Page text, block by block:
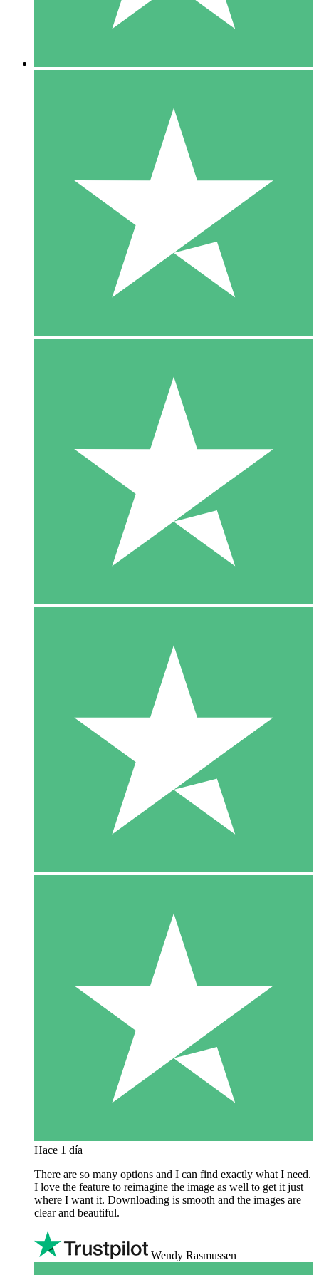
Hace 1 día
There are so many options and I can find exactly what I need.
I love the feature to reimagine the image as well to get it just
where I want it. Downloading is smooth and the images are
clear and beautiful.
Wendy Rasmussen